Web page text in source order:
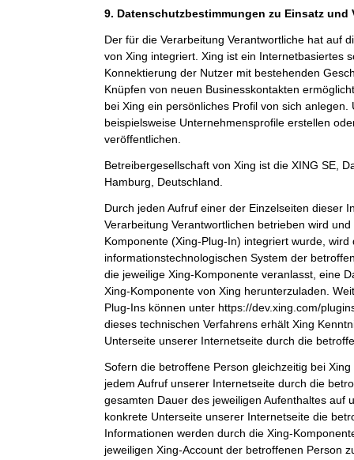
9. Datenschutzbestimmungen zu Einsatz und
Der für die Verarbeitung Verantwortliche hat auf
von Xing integriert. Xing ist ein Internetbasiertes
Konnektierung der Nutzer mit bestehenden
Knüpfen von neuen Businesskontakten
bei Xing ein persönliches Profil von sich anlegen.
beispielsweise Unternehmensprofile erstellen
veröffentlichen.
Betreibergesellschaft von Xing ist die XING SE,
Hamburg, Deutschland.
Durch jeden Aufruf einer der Einzelseiten dieser
Verarbeitung Verantwortlichen betrieben wird
Komponente (Xing-Plug-In) integriert wurde,
informationstechnologischen System der
die jeweilige Xing-Komponente veranlasst, eine
Xing-Komponente von Xing herunterzuladen.
Plug-Ins können unter https://dev.xing.com/
dieses technischen Verfahrens erhält Xing
Unterseite unserer Internetseite durch die
Sofern die betroffene Person gleichzeitig bei
jedem Aufruf unserer Internetseite durch die
gesamten Dauer des jeweiligen Aufenthaltes auf
konkrete Unterseite unserer Internetseite die
Informationen werden durch die Xing-
jeweiligen Xing-Account der betroffenen Person